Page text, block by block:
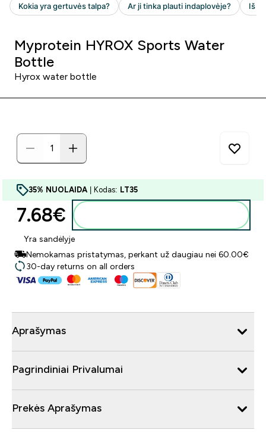
Myprotein HYROX Sports Water
Bottle
Hyrox water bottle
35% NUOLAIDA | Kodas: LT35
7.68€‎
Yra sandėlyje
Nemokamas pristatymas, perkant už daugiau nei 60.00€
30-day returns on all orders
Aprašymas
Pagrindiniai Privalumai
Prekės Aprašymas